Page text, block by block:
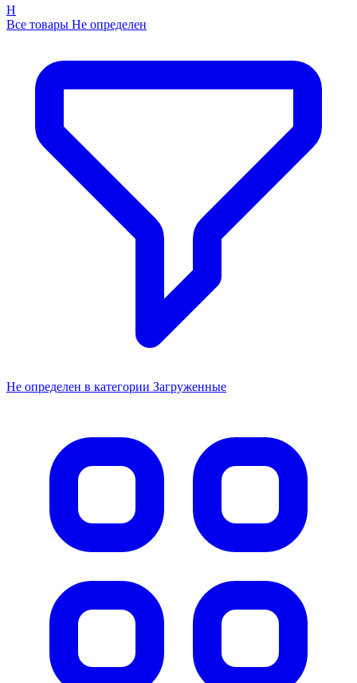
Н
Все товары Не определен
Не определен в категории Загруженные